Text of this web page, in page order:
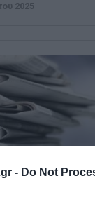
- Do Not
2025